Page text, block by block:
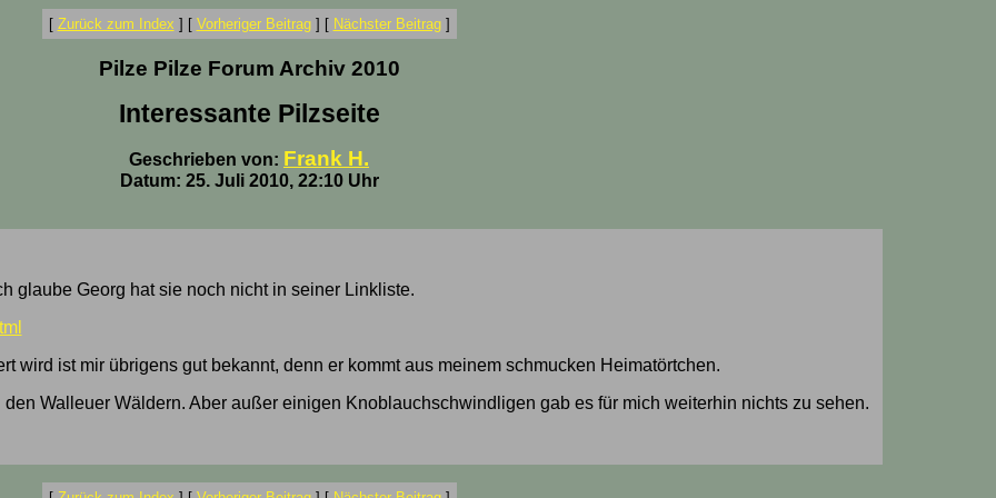
[ Zurück zum Index ] [ Vorheriger Beitrag] [ Nächster Beitrag]
Pilze Pilze Forum Archiv 2010
Interessante Pilzseite
Geschrieben von: Frank H.
Datum: 25. Juli 2010, 22:10 Uhr
glaube Georg hat sie noch nicht in seiner Linkliste.
wird ist mir übrigens gut bekannt, denn er kommt aus meinem schmucken Heimatörtchen.
Walleuer Wäldern. Aber außer einigen Knoblauchschwindligen gab es für mich weiterhin nichts zu sehen.